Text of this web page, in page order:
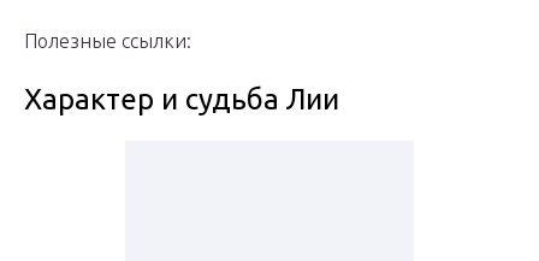
Полезные ссылки:
Характер и судьба Лии